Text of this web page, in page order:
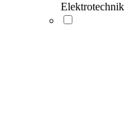
Elektrotechnik